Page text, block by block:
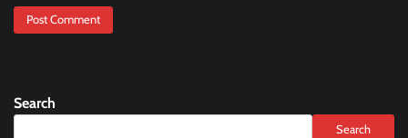
Search
Search